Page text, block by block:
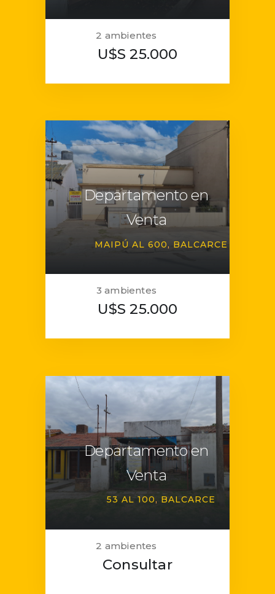
2 ambientes
U$S 25.000
Departamento en
Venta
MAIPÚ AL 600 BALCARCE
3 ambientes
U$S 25.000
Departamento en
Venta
53 AL 100 BALCARCE
2 ambientes
Consultar